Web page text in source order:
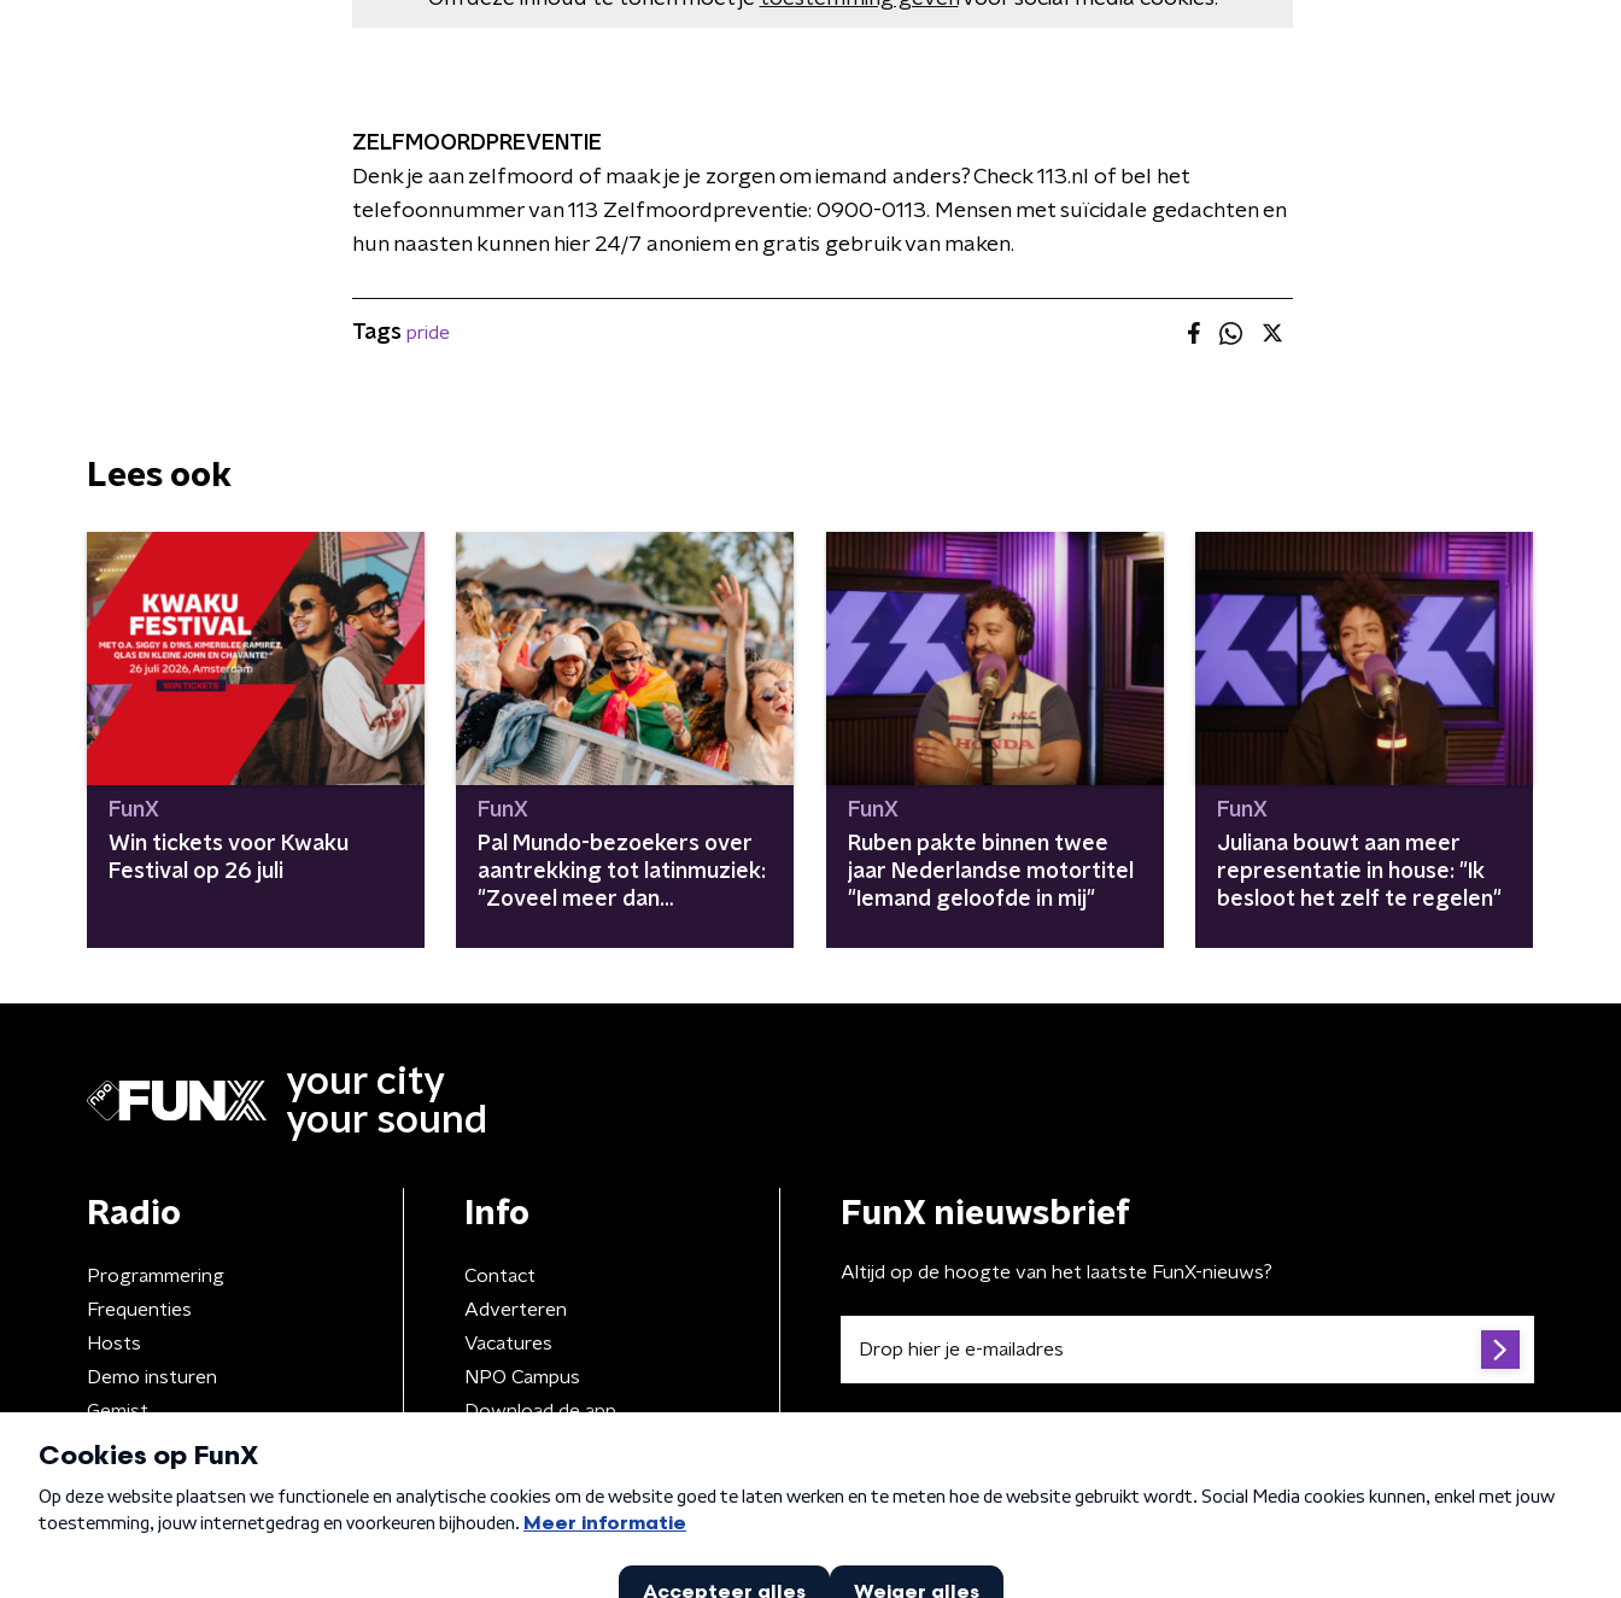
ZELFMOORDPREVENTIE
Denk je aan zelfmoord of maak je je zorgen om iemand anders? Check 113.nl of bel het
telefoonnummer van 113 Zelfmoordpreventie: 0900-0113. Mensen met suïcidale gedachten en
hun naasten kunnen hier 24/7 anoniem en gratis gebruik van maken.
Tags pride
Lees ook
FunX
Win tickets voor Kwaku
Festival op 26 juli
FunX
Pal Mundo-bezoekers over
aantrekking tot latinmuziek:
"Zoveel meer dan
FunX
Ruben pakte binnen twee
jaar Nederlandse motortitel
"Iemand geloofde in mij"
FunX
Juliana bouwt aan meer
representatie in house: "Ik
besloot het zelf te regelen"
your city
your sound
Radio
Programmering
Frequenties
Hosts
Demo insturen
Gemist
Info
Contact
Adverteren
Vacatures
NPO Campus
Download de app
FunX nieuwsbrief
Altijd op de hoogte van het laatste FunX-nieuws?
Algemene voorwaarden Privacybeleid